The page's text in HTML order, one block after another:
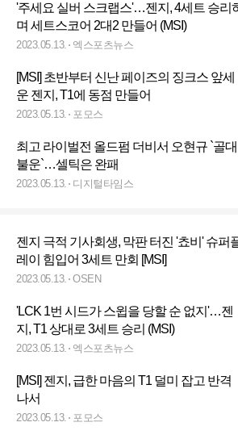
'주세요 실버 스크랩스'…젠지, 4세트 승리
며 세트스코어 2대2 만들어 (MSI)
2023.05.13. 엑스포츠뉴스
[MSI] 초반부터 신난 페이즈의 징크스 앞세
운 젠지, T1에 동점 만들어
2023.05.13. 포모스
최고 라이벌전 올드펌 더비서 오현규 `골대
불운`…셀틱은 완패
2023.05.13. 디지털타임스
젠지 극적 기사회생, 막판 터진 '쵸비' 슈퍼
레이 힘입어 3세트 만회 [MSI]
2023.05.13. OSEN
'LCK 1번 시드가 스윕을 당할 순 없지'…젠
지, T1 상대로 3세트 승리 (MSI)
2023.05.13. 엑스포츠뉴스
[MSI] 젠지, 급한 마음의 T1 덜미 잡고 반격
나서
2023.05.13. 포모스